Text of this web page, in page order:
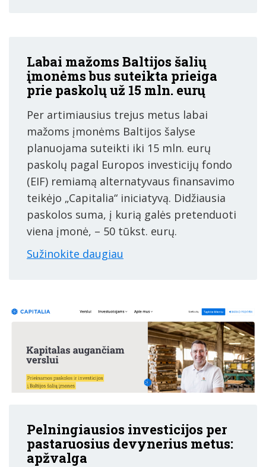
Labai mažoms Baltijos šalių
įmonėms bus suteikta prieiga
prie paskolų už 15 mln. eurų
Per artimiausius trejus metus labai
mažoms įmonėms Baltijos šalyse
planuojama suteikti iki 15 mln. eurų
paskolų pagal Europos investicijų fondo
(EIF) remiamą alternatyvaus finansavimo
teikėjo „Capitalia“ iniciatyvą. Didžiausia
paskolos suma, į kurią galės pretenduoti
viena įmonė, – 50 tūkst. eurų.
Sužinokite daugiau
Pelningiausios investicijos per
pastaruosius devynerius metus:
apžvalga